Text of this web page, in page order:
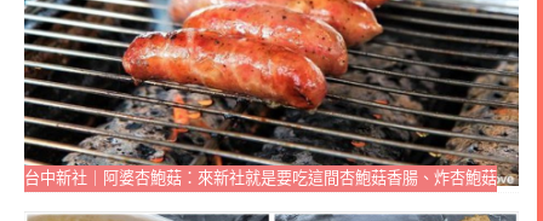
台中新社｜阿婆杏鮑菇：來新社就是要吃這間杏鮑菇香腸、炸杏鮑菇